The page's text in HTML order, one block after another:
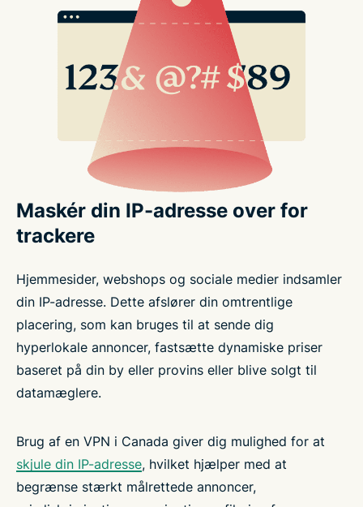
Maskér din IP-adresse over for
trackere
Hjemmesider, webshops og sociale medier indsamler
din IP-adresse. Dette afslører din omtrentlige
placering, som kan bruges til at sende dig
hyperlokale annoncer, fastsætte dynamiske priser
baseret på din by eller provins eller blive solgt til
datamæglere.
Brug af en VPN i Canada giver dig mulighed for at
skjule din IP-adresse, hvilket hjælper med at
begrænse stærkt målrettede annoncer,